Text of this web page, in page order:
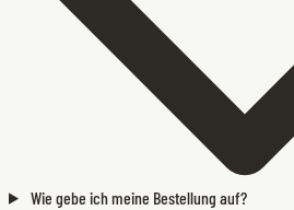
Wie gebe ich meine Bestellung auf?